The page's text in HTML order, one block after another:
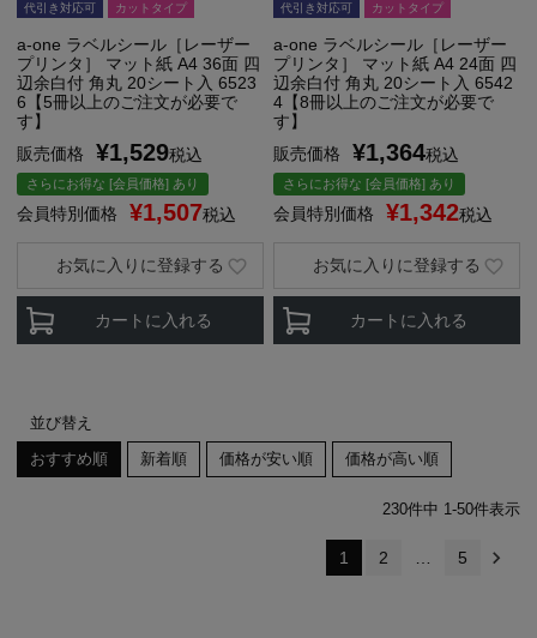
代引き対応可 カットタイプ
a-one ラベルシール［レーザー
プリンタ］ マット紙 A4 36面 四
辺余白付 角丸 20シート入 6523
6【5冊以上のご注文が必要で
す】
販売価格
¥1,529税込
さらにお得な [会員価格] あり
会員特別価格 ¥1,507税込
カートに入れる
お気に入りに登録する
代引き対応可 カットタイプ
a-one ラベルシール［レーザー
プリンタ］ マット紙 A4 24面 四
辺余白付 角丸 20シート入 6542
4【8冊以上のご注文が必要で
す】
販売価格
¥1,364税込
さらにお得な [会員価格] あり
会員特別価格 ¥1,342税込
カートに入れる
お気に入りに登録する
並び替え
おすすめ順
新着順 価格が安い順 価格が高い順
230件中 1-50件表示
1 2 … 5